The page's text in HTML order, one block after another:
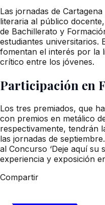
Las jornadas de
literaria al público
de Bachillerato y
estudiantes universitarios.
fomentan el interés por la
crítico entre los jóvenes.
Participación en
Los tres premiados, que
con premios en metálico
respectivamente, tendrán
las jornadas de
al Concurso ‘Deje aquí su
experiencia y exposición
Compartir